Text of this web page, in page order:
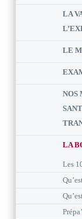
LA
LE
NOS
LA
Les